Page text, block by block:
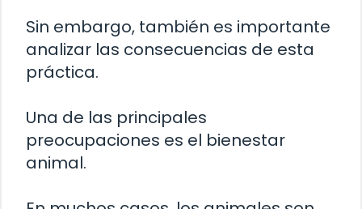
Sin embargo, también es importante
analizar las consecuencias de esta
práctica.
Una de las principales
preocupaciones es el bienestar
animal.